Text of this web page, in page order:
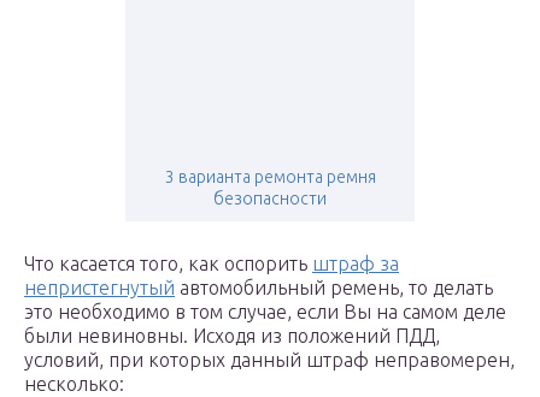
3 варианта ремонта ремня
безопасности
Что касается того, как оспорить штраф за
непристегнутый автомобильный ремень, то делать
это необходимо в том случае, если Вы на самом деле
были невиновны. Исходя из положений ПДД,
условий, при которых данный штраф неправомерен,
несколько: